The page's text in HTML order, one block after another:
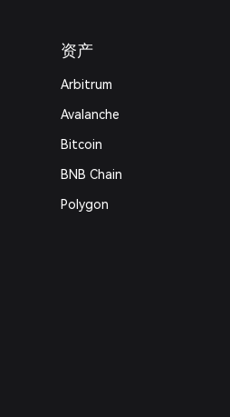
资产
Arbitrum
Avalanche
Bitcoin
BNB Chain
Polygon